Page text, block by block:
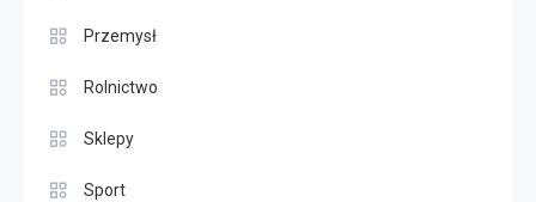
Przemysł
Rolnictwo
Sklepy
Sport